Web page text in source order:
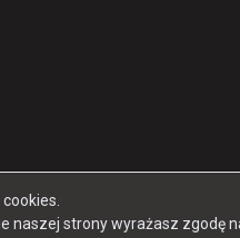
naszej strony wyrażasz zgodę